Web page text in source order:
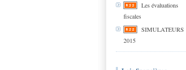
Les évaluations
fiscales
SIMULATEURS
2015